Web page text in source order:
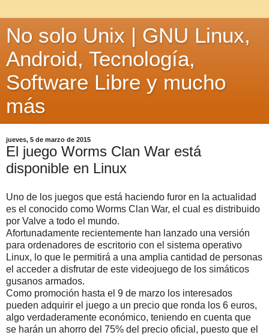
No solo Unix | GNU Linux,
Android, Tecnología,
Software Libre y mucho
más
jueves, 5 de marzo de 2015
El juego Worms Clan War está
disponible en Linux
Uno de los juegos que está haciendo furor en la actualidad
es el conocido como Worms Clan War, el cual es distribuido
por Valve a todo el mundo.
Afortunadamente recientemente han lanzado una versión
para ordenadores de escritorio con el sistema operativo
Linux, lo que le permitirá a una amplia cantidad de personas
el acceder a disfrutar de este videojuego de los simáticos
gusanos armados.
Como promoción hasta el 9 de marzo los interesados
pueden adquirir el juego a un precio que ronda los 6 euros,
algo verdaderamente económico, teniendo en cuenta que
se harán un ahorro del 75% del precio oficial, puesto que el